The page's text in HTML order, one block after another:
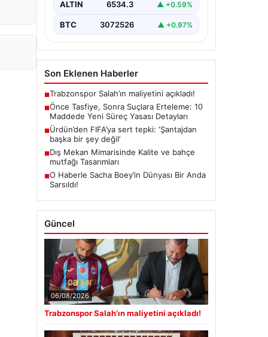
getiren yasa…
ALTIN 6534.3 ▲ +0.59%
BTC 3072526 ▲ +0.97%
Son Eklenen Haberler
■Trabzonspor Salah’ın maliyetini açıkladı!
■Önce Tasfiye, Sonra Suçlara Erteleme: 10
Maddede Yeni Süreç Yasası Detayları
■Ürdün’den FIFA’ya sert tepki: ‘Şantajdan
başka bir şey değil’
■Dış Mekan Mimarisinde Kalite ve bahçe
mutfağı Tasarımları
■O Haberle Sacha Boey’in Dünyası Bir Anda
Sarsıldı!
Güncel
06/08/2026
Trabzonspor Salah’ın maliyetini açıkladı!